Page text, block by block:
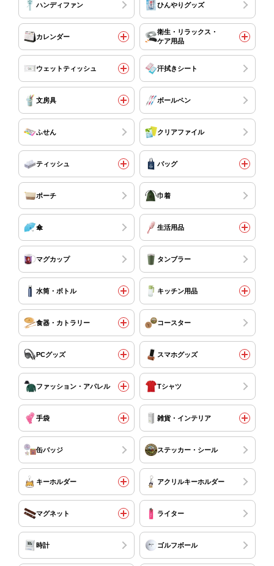
ハンディファン ひんやりグッズ
カレンダー
衛生・リラックス・
ケア用品
ウェットティッシュ 汗拭きシート
文房具 ボールペン
ふせん クリアファイル
ティッシュ バッグ
ポーチ 巾着
傘 生活用品
マグカップ タンブラー
水筒・ボトル キッチン用品
食器・カトラリー コースター
PCグッズ スマホグッズ
ファッション・アパレル Tシャツ
手袋 雑貨・インテリア
缶バッジ ステッカー・シール
キーホルダー アクリルキーホルダー
マグネット ライター
時計 ゴルフボール